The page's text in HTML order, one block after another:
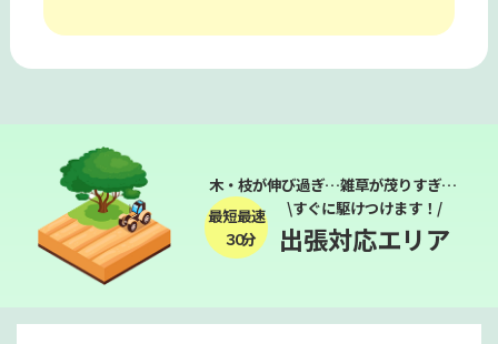
木・枝が伸び過ぎ…雑草が茂りすぎ…
最短最速
３０分
\すぐに駆けつけます！/
出張対応エリア